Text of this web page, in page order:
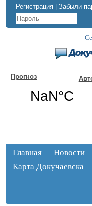
Регистрация | Забыли
Прогноз
Главная Новости
Карта Докучаевска